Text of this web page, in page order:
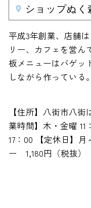
ショップぬく
平成3年創業、店舗
リー、カフェを営
板メニューはバゲッ
しながら作っている。
【住所】八街市八街
業時間】木・金曜 11
17：00 【定休日】
ー 1,180円（税抜）